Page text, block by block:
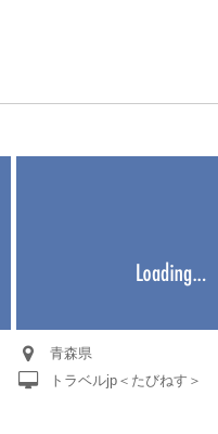
青森県
トラベルjp＜たびねす＞